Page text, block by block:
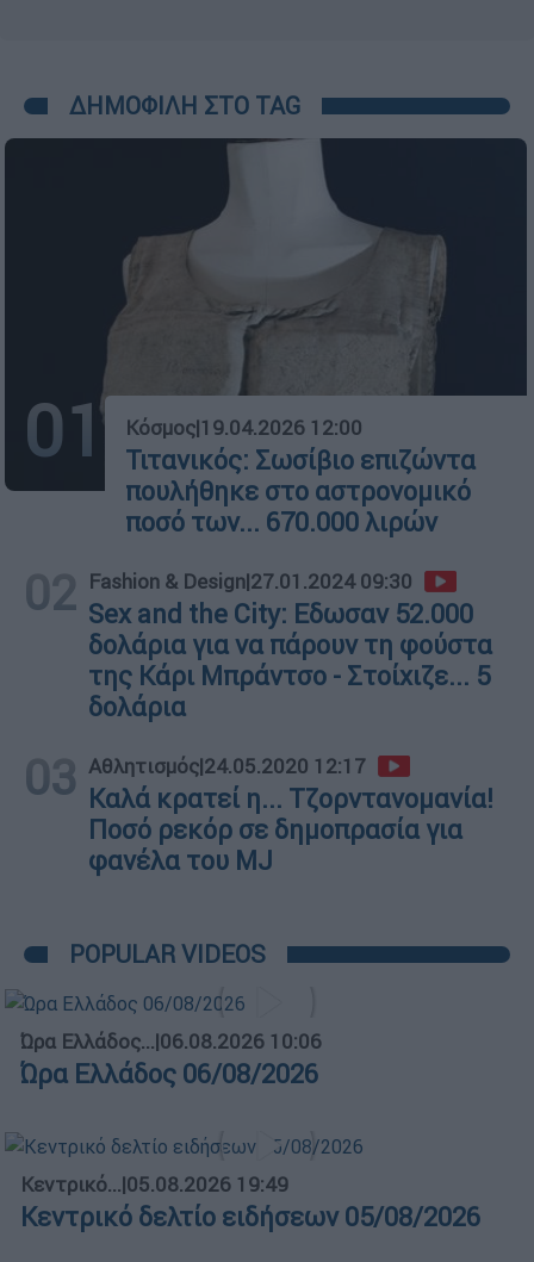
ΔΗΜΟΦΙΛΗ ΣΤΟ TAG
01 Κόσμος|19.04.2026 12:00
Τιτανικός: Σωσίβιο επιζώντα
πουλήθηκε στο αστρονομικό
ποσό των... 670.000 λιρών
02 Fashion & Design|27.01.2024 09:30
Sex and the City: Εδωσαν 52.000
δολάρια για να πάρουν τη φούστα
της Κάρι Μπράντσο - Στοίχιζε... 5
δολάρια
03 Αθλητισμός|24.05.2020 12:17
Καλά κρατεί η... Τζορντανομανία!
Ποσό ρεκόρ σε δημοπρασία για
φανέλα του MJ
POPULAR VIDEOS
Ώρα Ελλάδος...|06.08.2026 10:06
Ώρα Ελλάδος 06/08/2026
Κεντρικό...|05.08.2026 19:49
Κεντρικό δελτίο ειδήσεων 05/08/2026